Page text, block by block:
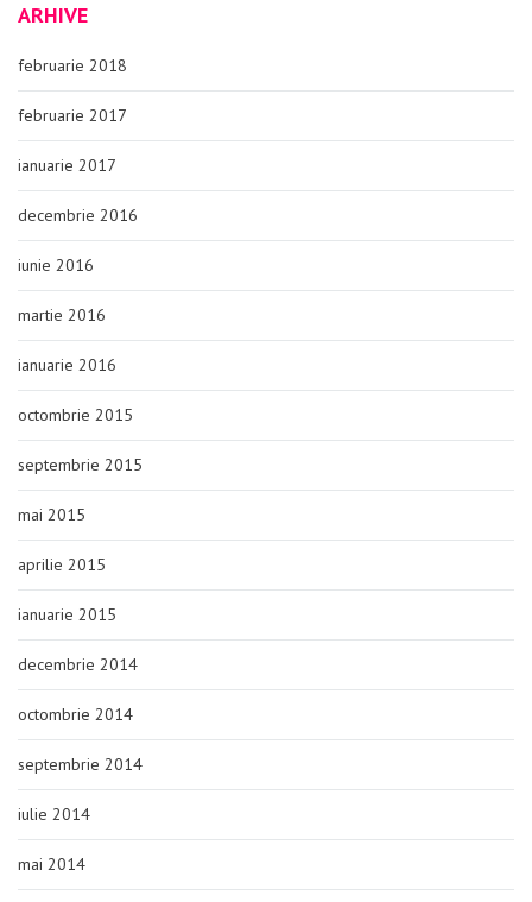
ARHIVE
februarie 2018
februarie 2017
ianuarie 2017
decembrie 2016
iunie 2016
martie 2016
ianuarie 2016
octombrie 2015
septembrie 2015
mai 2015
aprilie 2015
ianuarie 2015
decembrie 2014
octombrie 2014
septembrie 2014
iulie 2014
mai 2014